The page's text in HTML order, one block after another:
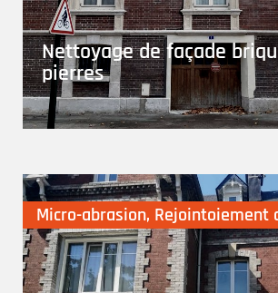
Nettoyage de façade
pierres
Micro-abrasion, Rejointoiement